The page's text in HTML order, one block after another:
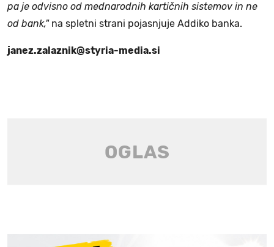
pa je odvisno od mednarodnih kartičnih sistemov in ne
od bank,"na spletni strani pojasnjuje Addiko banka.
janez.zalaznik@styria-media.si